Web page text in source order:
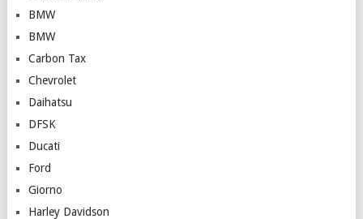
BMW
BMW
Carbon Tax
Chevrolet
Daihatsu
DFSK
Ducati
Ford
Giorno
Harley Davidson